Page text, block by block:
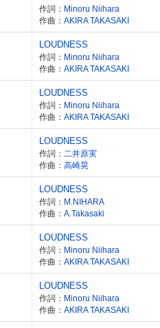
作詞： Minoru Niihara
作曲： AKIRA TAKASAKI
LOUDNESS
作詞： Minoru Niihara
作曲： AKIRA TAKASAKI
LOUDNESS
作詞： Minoru Niihara
作曲： AKIRA TAKASAKI
LOUDNESS
作詞： 二井原実
作曲： 高崎晃
LOUDNESS
作詞： M.NIHARA
作曲： A.Takasaki
LOUDNESS
作詞： Minoru Niihara
作曲： AKIRA TAKASAKI
LOUDNESS
作詞： Minoru Niihara
作曲： AKIRA TAKASAKI